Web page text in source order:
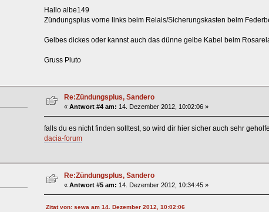
Hallo albe149
Zündungsplus vorne links beim Relais/Sicherungskasten beim
Gelbes dickes oder kannst auch das dünne gelbe Kabel beim
Gruss Pluto
Re:Zündungsplus, Sandero
« Antwort #4 am: 14. Dezember 2012, 10:02:06 »
falls du es nicht finden solltest, so wird dir hier sicher auch sehr
dacia-forum
Re:Zündungsplus, Sandero
« Antwort #5 am: 14. Dezember 2012, 10:34:45 »
Zitat von: sewa am 14. Dezember 2012, 10:02:06